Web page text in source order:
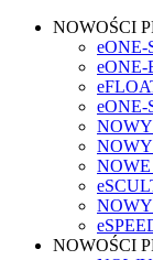
NOWOŚCI
eONE-
NOWE
NOWOŚCI